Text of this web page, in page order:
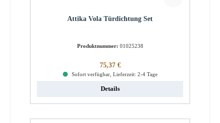
Attika Vola Türdichtung Set
Produktnummer: 01025238
Regulärer Preis:
75,37 €
Sofort verfügbar, Lieferzeit: 2-4 Tage
Details